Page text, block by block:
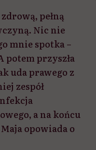
pełną
Nic nie
mnie spotka –
potem przyszła
uda prawego z
zespół
a na końcu
opowiada o